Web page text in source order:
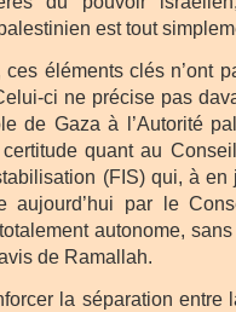
est tout
ces éléments clés n’ont
ci ne précise pas
de Gaza à l’Autorité
quant au
(FIS) qui, à
aujourd’hui par le
autonome,
de Ramallah.
la séparation entre